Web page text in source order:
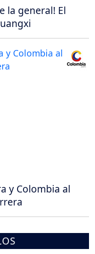
la general! El
y Colombia al